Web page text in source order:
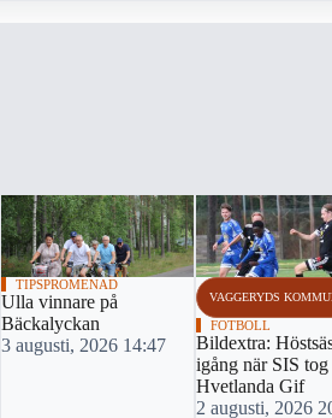
TIPSPROMENAD
Ulla vinnare på
Bäckalyckan
3 augusti, 2026 14:47
VAGGERYDS
FOTBOLL
Bildextra:
igång när SIS tog
Hvetlanda Gif
2 augusti, 2026